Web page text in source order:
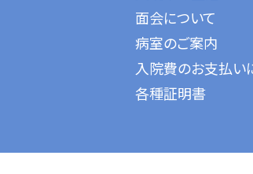
面会について
病室のご案内
入院費のお支払い
各種証明書